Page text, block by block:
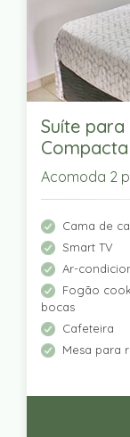
Suíte para
Compacta
Acomoda 2
Cama de
Smart TV
Ar-
Fogão
bocas
Cafeteira
Mesa para